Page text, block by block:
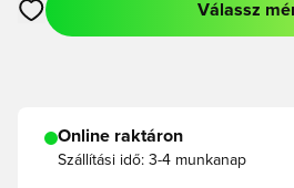
Megnyit egy modált a
Válassz
Online raktáron
Szállítási idő: 3-4 munkanap